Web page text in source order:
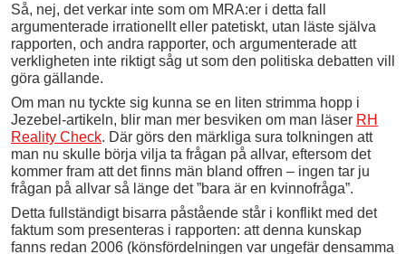
Så, nej, det verkar inte som om MRA:er i detta fall
argumenterade irrationellt eller patetiskt, utan läste själva
rapporten, och andra rapporter, och argumenterade att
verkligheten inte riktigt såg ut som den politiska debatten vill
göra gällande.
Om man nu tyckte sig kunna se en liten strimma hopp i
Jezebel-artikeln, blir man mer besviken om man läser RH
Reality Check. Där görs den märkliga sura tolkningen att
man nu skulle börja vilja ta frågan på allvar, eftersom det
kommer fram att det finns män bland offren – ingen tar ju
frågan på allvar så länge det ”bara är en kvinnofråga”.
Detta fullständigt bisarra påstående står i konflikt med det
faktum som presenteras i rapporten: att denna kunskap
fanns redan 2006 (könsfördelningen var ungefär densamma